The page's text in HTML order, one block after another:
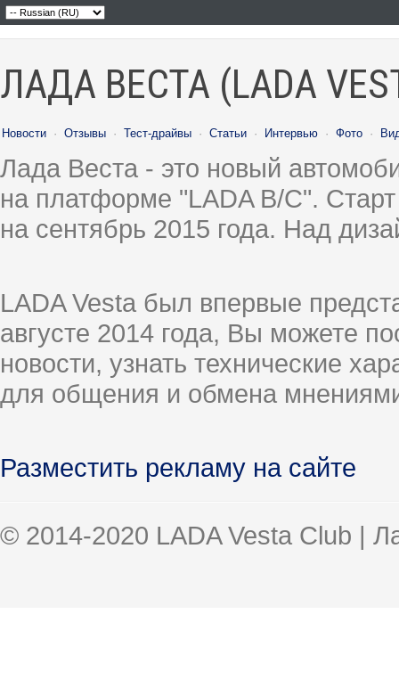
ЛАДА ВЕСТА (LADA
Новости · Отзывы · Тест-драйвы · Статьи · Интервью · Фото ·
Лада Веста - это новый
на платформе "LADA B/C".
на сентябрь 2015 года. Над
LADA Vesta был впервые
августе 2014 года, Вы можете
новости, узнать технические
для общения и обмена
Разместить рекламу на сайте
© 2014-2020 LADA Vesta Club |